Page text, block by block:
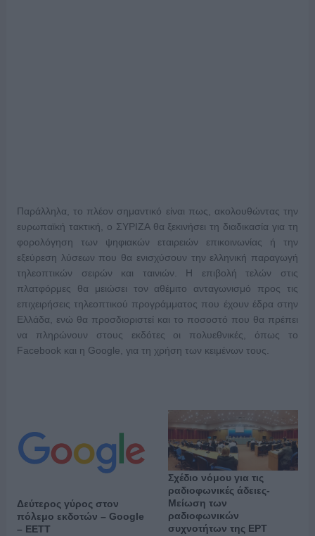
Παράλληλα, το πλέον σημαντικό είναι πως, ακολουθώντας την
ευρωπαϊκή τακτική, ο ΣΥΡΙΖΑ θα ξεκινήσει τη διαδικασία για τη
φορολόγηση των ψηφιακών εταιρειών επικοινωνίας ή την
εξεύρεση λύσεων που θα ενισχύσουν την ελληνική παραγωγή
τηλεοπτικών σειρών και ταινιών. Η επιβολή τελών στις
πλατφόρμες θα μειώσει τον αθέμιτο ανταγωνισμό προς τις
επιχειρήσεις τηλεοπτικού προγράμματος που έχουν έδρα στην
Ελλάδα, ενώ θα προσδιοριστεί και το ποσοστό που θα πρέπει
να πληρώνουν στους εκδότες οι πολυεθνικές, όπως το
Facebook και η Google, για τη χρήση των κειμένων τους.
Δεύτερος γύρος στον
πόλεμο εκδοτών – Google
– ΕΕΤΤ
Σχέδιο νόμου για τις
ραδιοφωνικές άδειες-
Μείωση των
ραδιοφωνικών
συχνοτήτων της ΕΡΤ